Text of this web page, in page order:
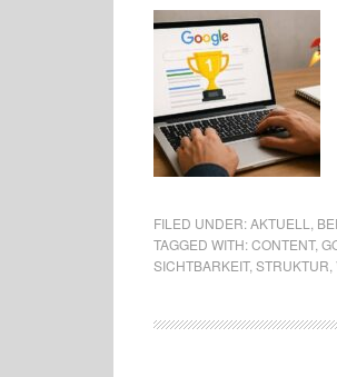
FILED UNDER:AKTUELL
TAGGED WITH:CONTENT,
SICHTBARKEIT, STRUKTUR